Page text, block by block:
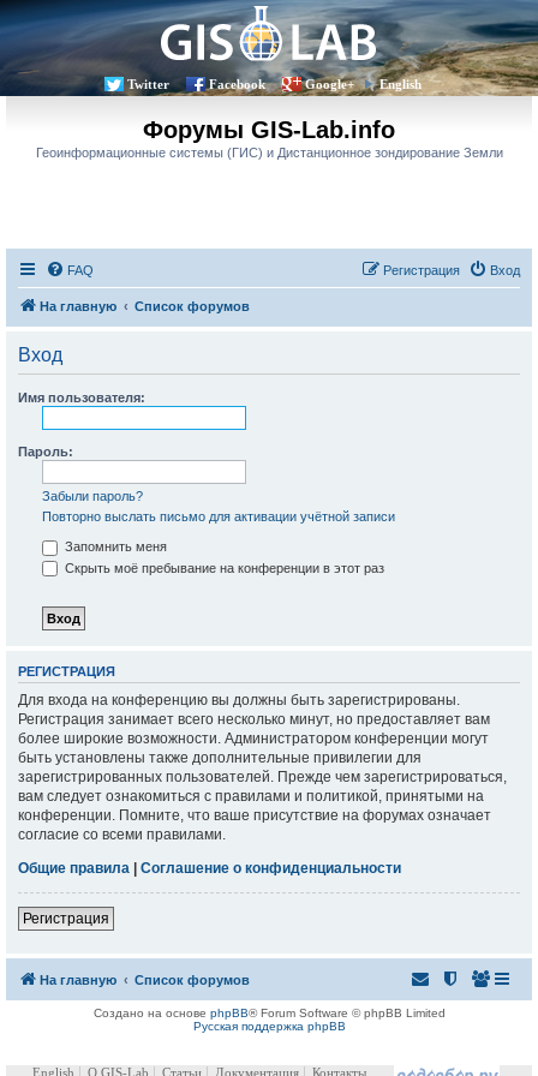
Twitter Facebook Google+ English
Форумы GIS-Lab.info
Геоинформационные системы (ГИС) и Дистанционное зондирование Земли
FAQ Вход
Регистрация
На главную Список форумов
Вход
Имя пользователя:
Пароль:
Забыли пароль?
Повторно выслать письмо для активации учётной записи
Запомнить меня
Скрыть моё пребывание на конференции в этот раз
РЕГИСТРАЦИЯ
Для входа на конференцию вы должны быть зарегистрированы.
Регистрация занимает всего несколько минут, но предоставляет вам
более широкие возможности. Администратором конференции могут
быть установлены также дополнительные привилегии для
зарегистрированных пользователей. Прежде чем зарегистрироваться,
вам следует ознакомиться с правилами и политикой, принятыми на
конференции. Помните, что ваше присутствие на форумах означает
согласие со всеми правилами.
Общие правила | Соглашение о конфиденциальности
Регистрация
На главную Список форумов
Создано на основе phpBB® Forum Software © phpBB Limited
Русская поддержка phpBB
English О GIS-Lab Статьи Документация Контакты